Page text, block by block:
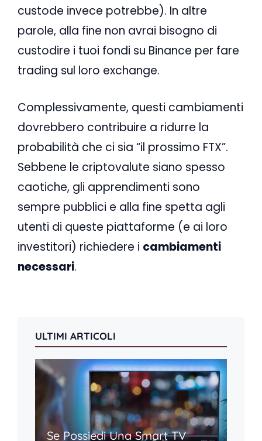
custode invece potrebbe). In altre
parole, alla fine non avrai bisogno di
custodire i tuoi fondi su Binance per fare
trading sul loro exchange.
Complessivamente, questi cambiamenti
dovrebbero contribuire a ridurre la
probabilità che ci sia “il prossimo FTX”.
Sebbene le criptovalute siano spesso
caotiche, gli apprendimenti sono
sempre pubblici e alla fine spetta agli
utenti di queste piattaforme (e ai loro
investitori) richiedere i cambiamenti
necessari.
ULTIMI ARTICOLI
Se Possiedi Una Smart TV